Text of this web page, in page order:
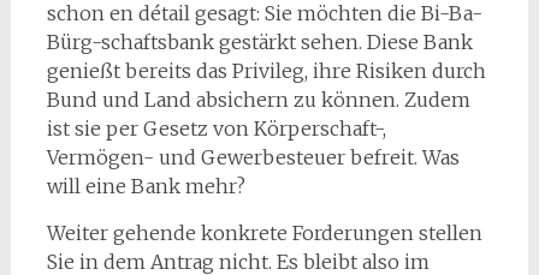
schon en détail gesagt: Sie möchten die Bi-Ba-
Bürg-schaftsbank gestärkt sehen. Diese Bank
genießt bereits das Privileg, ihre Risiken durch
Bund und Land absichern zu können. Zudem
ist sie per Gesetz von Körperschaft-,
Vermögen- und Gewerbesteuer befreit. Was
will eine Bank mehr?
Weiter gehende konkrete Forderungen stellen
Sie in dem Antrag nicht. Es bleibt also im